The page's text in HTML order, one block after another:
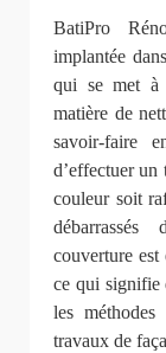
BatiPro
implantée
qui se met à
matière de
savoir-faire
d’effectuer un
couleur soit
couverture est
ce qui signifie
les
travaux de